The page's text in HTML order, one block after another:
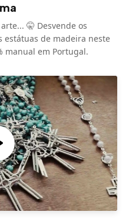
🤫 Desvende os
estátuas de madeira neste
manual em Portugal.